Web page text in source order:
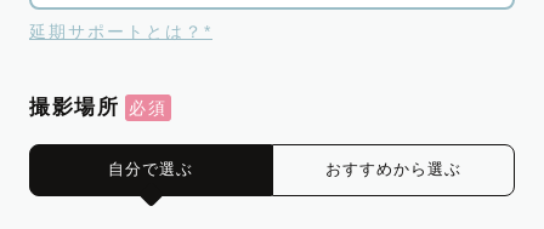
延期サポートとは？*
撮影場所
自分で選ぶ おすすめから選ぶ